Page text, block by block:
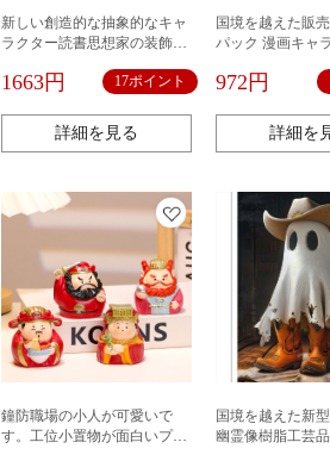
新しい創造的な抽象的なキャ
ラクター読書思想家の装飾品
ャビネットアクセサリー工芸
1663円 17ポイント
詳細を見る
国境を越えた販
パック 漫画キャ
ー 女の子が好き
972円
詳細を
鐘防職場の小人が可愛いで
す。工位小置物が面白いプレ
国境を越えた新
幽霊像樹脂工芸